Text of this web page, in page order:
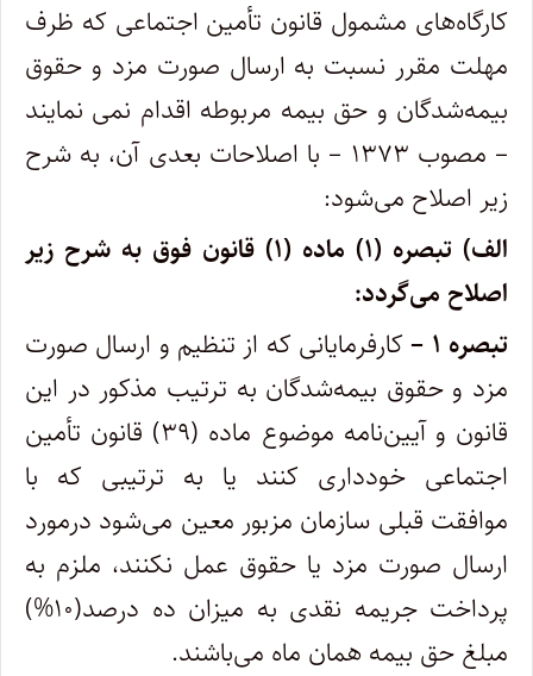
کارگاه‌های مشمول قانون تأمین اجتماعی که ظرف
مهلت مقرر نسبت به ارسال صورت مزد و حقوق
بیمه‌شدگان و حق بیمه مربوطه اقدام نمی نمایند
– مصوب ۱۳۷۳ – با اصلاحات بعدی آن، به شرح
زیر اصلاح می‌شود:
الف) تبصره (۱) ماده (۱) قانون فوق به شرح زیر
اصلاح می‌گردد:
تبصره ۱ –
کارفرمایانی که از تنظیم و ارسال صورت
مزد و حقوق بیمه‌شدگان به ترتیب مذکور در این
قانون و آیین‌نامه موضوع ماده (۳۹) قانون تأمین
اجتماعی خودداری کنند یا به ترتیبی که با
موافقت قبلی سازمان مزبور معین می‌شود درمورد
ارسال صورت مزد یا حقوق عمل نکنند، ملزم به
پرداخت جریمه نقدی به میزان ده درصد(۱۰%)
مبلغ حق بیمه همان ماه می‌باشند.